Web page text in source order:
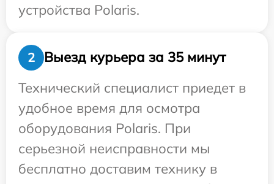
устройства Polaris.
2
Выезд курьера за 35 минут
Технический специалист приедет в
удобное время для осмотра
оборудования Polaris. При
серьезной неисправности мы
бесплатно доставим технику в